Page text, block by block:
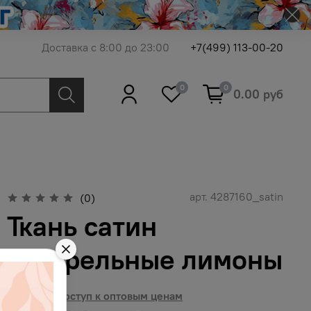
Доставка с 8:00 до 23:00 +7(499) 113-00-20
0 0 0.00 руб
(0) арт. 4287160_satin
Ткань сатин
акварельные лимоны
Получить доступ к оптовым ценам